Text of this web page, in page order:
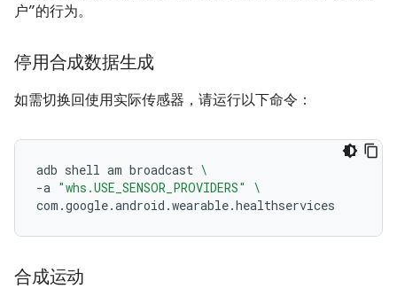
户”的行为。
停用合成数据生成
如需切换回使用实际传感器，请运行以下命令：
adb shell am broadcast \
-a "whs.USE_SENSOR_PROVIDERS"
\
合成运动